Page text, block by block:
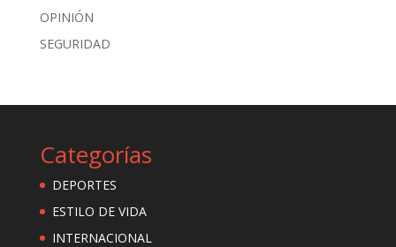
OPINIÓN
SEGURIDAD
Categorías
DEPORTES
ESTILO DE VIDA
INTERNACIONAL